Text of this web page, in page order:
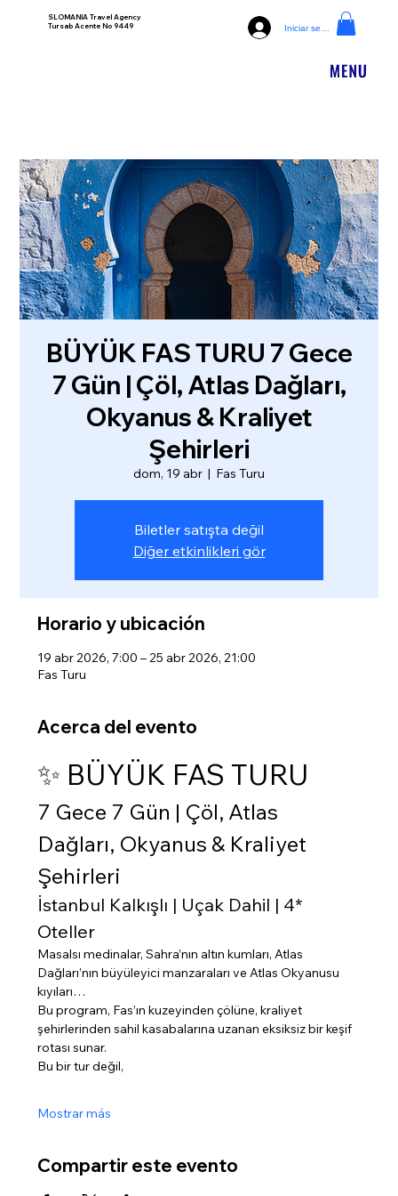
SLOMANIA Travel Agency
Tursab Acente No 9449
Iniciar sesión
BÜYÜK FAS TURU 7 Gece
7 Gün | Çöl, Atlas Dağları,
Okyanus & Kraliyet
Şehirleri
dom, 19 abr
  |
Fas Turu
Biletler satışta değil
Diğer etkinlikleri gör
Horario y ubicación
19 abr 2026, 7:00 – 25 abr 2026, 21:00
Fas Turu
Acerca del evento
✨ BÜYÜK FAS TURU
7 Gece 7 Gün | Çöl, Atlas
Dağları, Okyanus & Kraliyet
Şehirleri
İstanbul Kalkışlı | Uçak Dahil | 4*
Oteller
Masalsı medinalar, Sahra’nın altın kumları, Atlas
Dağları’nın büyüleyici manzaraları ve Atlas Okyanusu
kıyıları…
Bu program, Fas’ın kuzeyinden çölüne, kraliyet
şehirlerinden sahil kasabalarına uzanan eksiksiz bir keşif
rotası sunar.
Bu bir tur değil,
Mostrar más
Compartir este evento